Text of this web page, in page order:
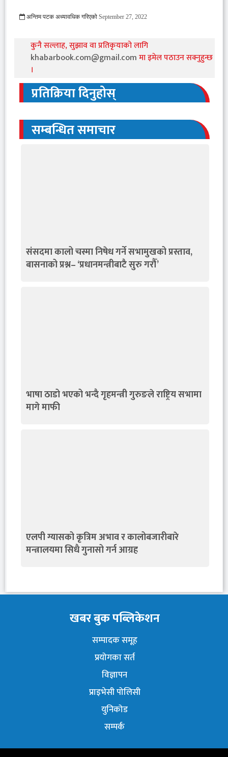
अन्तिम पटक अध्यावधिक गरिएको September 27, 2022
कुनै सल्लाह, सुझाव वा प्रतिकृयाको लागि
khabarbook.com@gmail.comमा इमेल पठाउन सक्नुहुन्छ
।
प्रतिक्रिया दिनुहोस्
सम्बन्धित समाचार
संसदमा कालो चस्मा निषेध गर्ने सभामुखको प्रस्ताव,
बासनाको प्रश्न– ‘प्रधानमन्त्रीबाटै सुरु गरौँ’
भाषा ठाडो भएको भन्दै गृहमन्त्री गुरुङले राष्ट्रिय सभामा
मागे माफी
एलपी ग्यासको कृत्रिम अभाव र कालोबजारीबारे
मन्त्रालयमा सिधै गुनासो गर्न आग्रह
खबर बुक पब्लिकेशन
सम्पादक समूह
प्रयोगका सर्त
विज्ञापन
प्राइभेसी पोलिसी
युनिकोड
सम्पर्क